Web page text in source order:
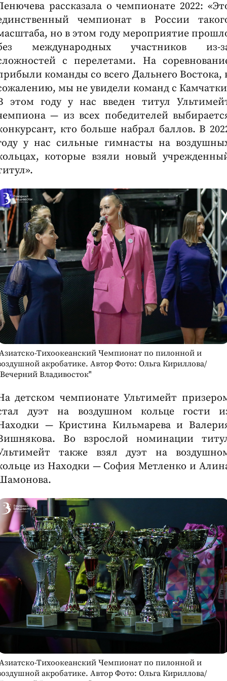
рассказала о чемпионате 2022:
чемпионат в России
но в этом году мероприятие
международных участников из-
с перелетами. На
команды со всего Дальнего Востока,
мы не увидели команд с
этом году у нас введен титул
— из всех победителей
кто больше набрал баллов. В
у нас сильные гимнасты на
которые взяли новый
Тихоокеанский Чемпионат по пилонной и
акробатике. Автор Фото: Ольга Кириллова/
Владивосток"
детском чемпионате Ультимейт
дуэт на воздушном кольце гости
— Кристина Кильмарева и
Во взрослой номинации
также взял дуэт на
из Находки — София Метленко и
Тихоокеанский Чемпионат по пилонной и
акробатике. Автор Фото: Ольга Кириллова/